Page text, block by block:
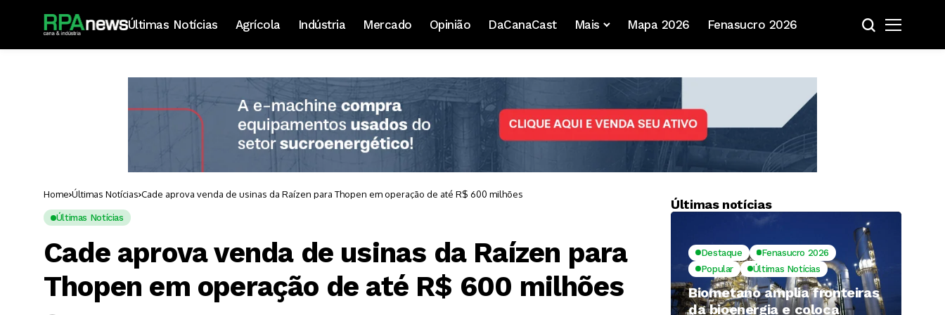
Últimas Notícias Agrícola Indústria Mercado Opinião DaCanaCast Mais Mapa 2026 Fenasucro 2026
Home Últimas Notícias Cade aprova venda de usinas da Raízen para Thopen em operação de até R$ 600 milhões
Últimas Notícias
Cade aprova venda de usinas da Raízen para
Thopen em operação de até R$ 600 milhões
Últimas notícias
Destaque
Fenasucro 2026
Popular
Últimas Notícias
Biometano amplia fronteiras
da bioenergia e coloca